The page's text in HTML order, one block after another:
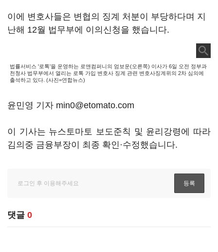
이에 변호사들은 변협의 징계 처분이 부당하다며 지
난해 12월 법무부에 이의신청을 했습니다.
법률서비스 '로톡'을 운영하는 로앤컴퍼니의 엄보운(오른쪽) 이사가 6일 오전 정부과
천청사 법무부에서 열리는 로톡 가입 변호사 징계 관련 변호사징계위의 2차 심의에
출석하고 있다. (사진=연합뉴스)
윤민영 기자 min0@etomato.com
이 기사는 뉴스토마토 보도준칙 및 윤리강령에 따라
김의중 금융부장이 최종 확인·수정했습니다.
댓글 0